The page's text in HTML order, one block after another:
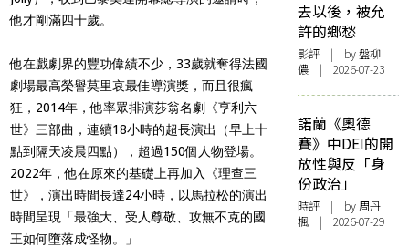
他才剛滿四十歲。
他在戲劇界的豐功偉績不少，33歲就奪得法國
劇場最高榮譽莫里哀最佳導演獎，而且很瘋
狂，2014年，他率眾排演莎翁名劇《亨利六
世》三部曲，連續18小時的超長演出（早上十
點到隔天凌晨四點），超過150個人物登場。
2022年，他在原來的基礎上再加入《理查三
世》，演出時間長達24小時，以馬拉松的演出
時間呈現「最強大、受人尊敬、攻無不克的國
王如何墮落成怪物。」
去以後，被允
許的鄉愁
影評 | by 盤柳
儂 | 2026-07-23
諾蘭《奧德
賽》中DEI的開
放性與反「身
份政治」
時評 | by周丹
楓 | 2026-07-29